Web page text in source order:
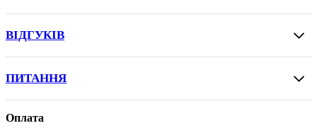
ВІДГУКІВ
ПИТАННЯ
Оплата